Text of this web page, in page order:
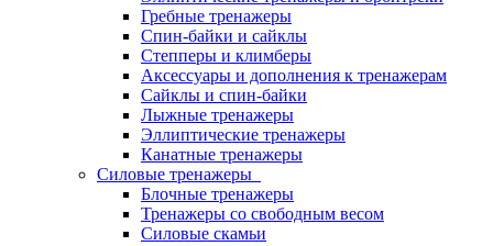
Гребные тренажеры
Спин-байки и сайклы
Степперы и климберы
Аксессуары и дополнения к тренажерам
Сайклы и спин-байки
Лыжные тренажеры
Эллиптические тренажеры
Канатные тренажеры
Силовые тренажеры
Блочные тренажеры
Тренажеры со свободным весом
Силовые скамьи